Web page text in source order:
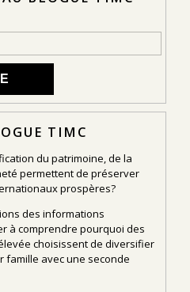
TIMC
du patrimoine, de la
permettent de préserver
prospères?
des informations
à comprendre pourquoi des
choisissent de diversifier
famille avec une seconde